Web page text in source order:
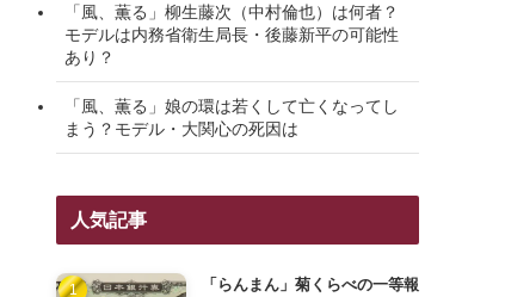
「風、薫る」柳生藤次（中村倫也）は何者？
モデルは内務省衛生局長・後藤新平の可能性
あり？
「風、薫る」娘の環は若くして亡くなってし
まう？モデル・大関心の死因は
人気記事
「らんまん」菊くらべの一等報